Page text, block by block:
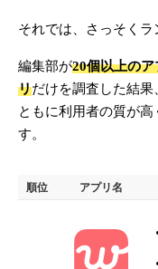
それでは、さっそくラ
編集部が20個以上の
リだけを調査した結
ともに利用者の質が
す。
順位 アプリ名